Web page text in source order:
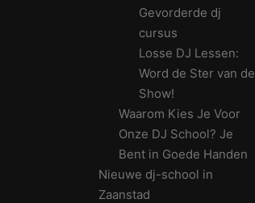
Gevorderde dj
cursus
Losse DJ Lessen:
Word de Ster van de
Show!
Waarom Kies Je Voor
Onze DJ School? Je
Bent in Goede Handen
Nieuwe dj-school in
Zaanstad